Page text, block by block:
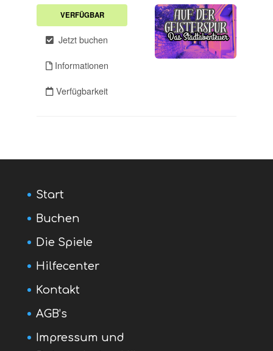
Start
Buchen
Die Spiele
Hilfecenter
Kontakt
AGB’s
Impressum und